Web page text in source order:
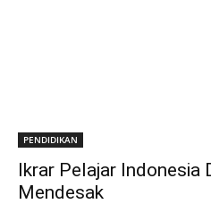
PENDIDIKAN
Ikrar Pelajar Indonesia
Mendesak